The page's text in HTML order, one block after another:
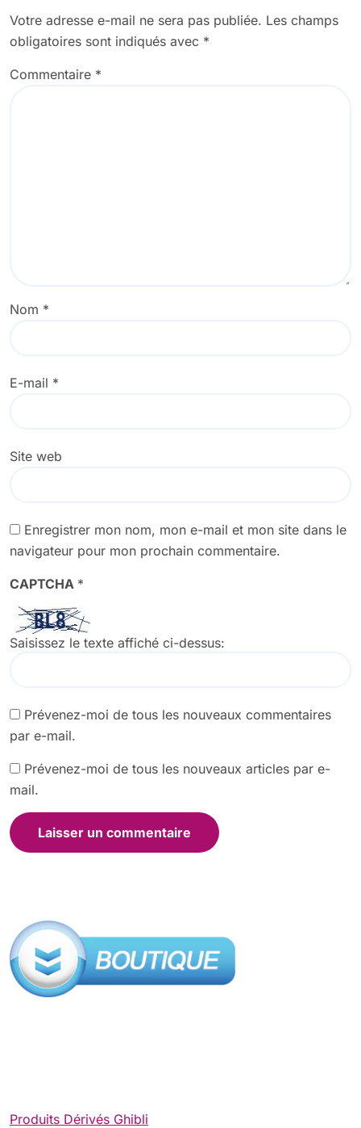
Votre adresse e-mail ne sera pas publiée. Les champs
obligatoires sont indiqués avec *
Commentaire *
Nom *
E-mail *
Site web
Enregistrer mon nom, mon e-mail et mon site dans le
navigateur pour mon prochain commentaire.
CAPTCHA *
Saisissez le texte affiché ci-dessus:
Prévenez-moi de tous les nouveaux commentaires
par e-mail.
Prévenez-moi de tous les nouveaux articles par e-
mail.
Produits Dérivés Ghibli